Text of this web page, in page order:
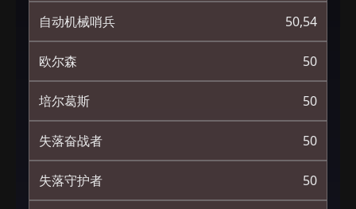
自动机械哨兵 50,54
欧尔森 50
培尔葛斯 50
失落奋战者 50
失落守护者 50